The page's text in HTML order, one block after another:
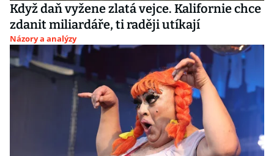
Když daň vyžene zlatá vejce. Kalifornie chce
zdanit miliardáře, ti raději utíkají
Názory a analýzy